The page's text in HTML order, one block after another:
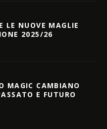
LE NUOVE MAGLIE
2025/26
MAGIC CAMBIANO
E FUTURO